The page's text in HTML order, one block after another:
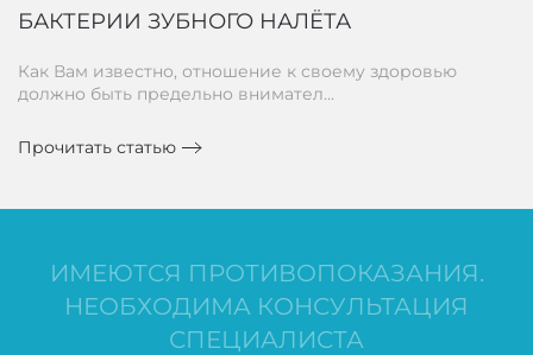
БАКТЕРИИ ЗУБНОГО НАЛЁТА
Как Вам известно, отношение к своему здоровью
должно быть предельно внимател…
Прочитать статью
ИМЕЮТСЯ ПРОТИВОПОКАЗАНИЯ.
НЕОБХОДИМА КОНСУЛЬТАЦИЯ
СПЕЦИАЛИСТА